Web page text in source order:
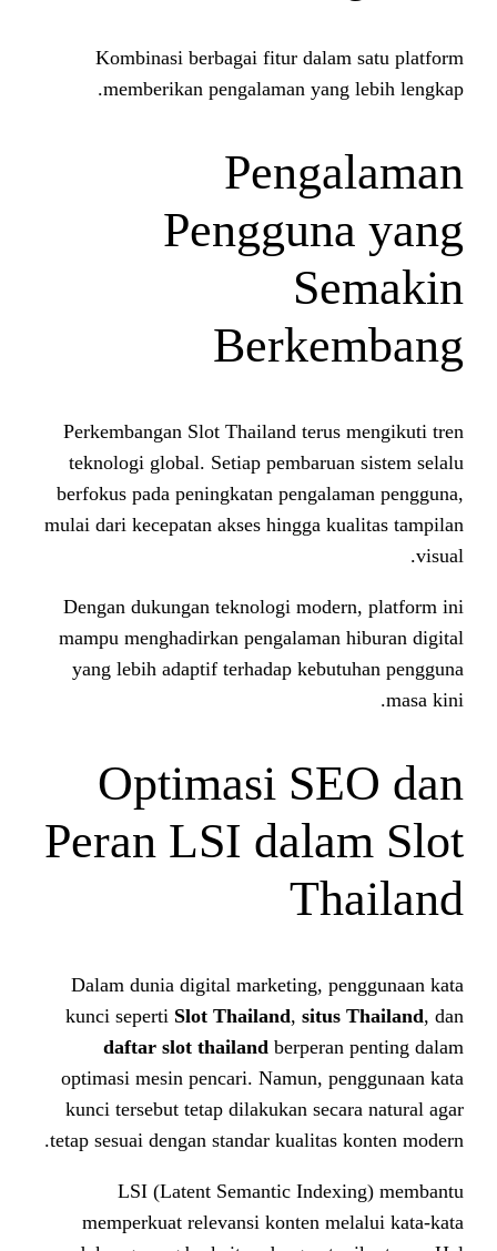
Kombinasi berbagai fitur
memberikan pengalaman
Perkembangan Slot Thailand
teknologi global. Setiap
berfokus pada peningkatan
mulai dari kecepatan akses hingga
Dengan dukungan teknologi
mampu menghadirkan
yang lebih adaptif terhadap
Optimasi
Peran LSI
Dalam dunia digital marketing,
kunci sepertiSlot Thailand,
daftar slot thailand
optimasi mesin pencari. Namun,
kunci tersebut tetap dilakukan
tetap sesuai dengan standar
LSI (Latent Semantic
memperkuat relevansi konten